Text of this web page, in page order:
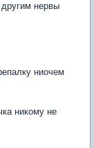
нервы
ниочем
никому не